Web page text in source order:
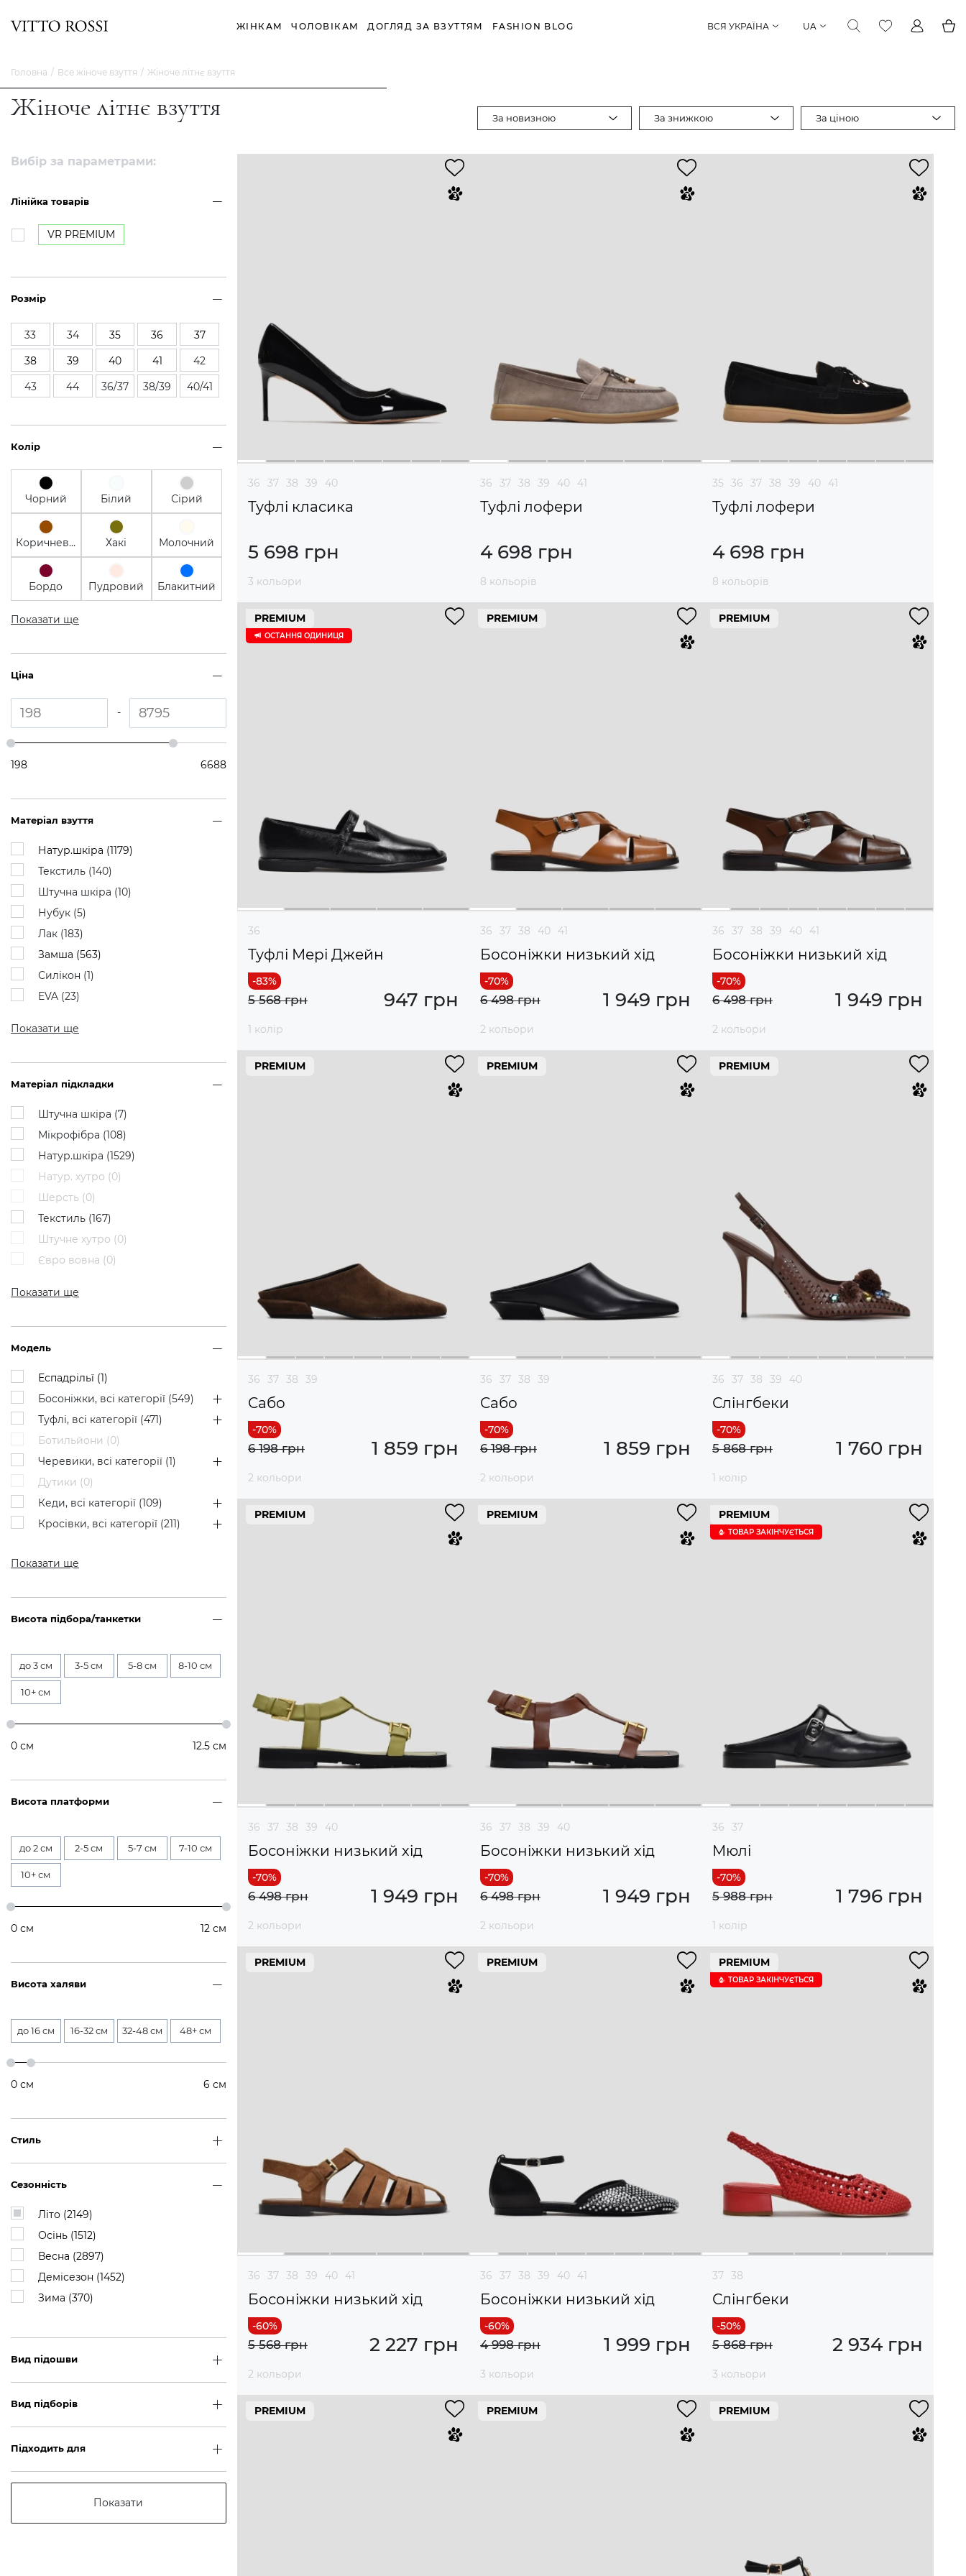
ЖІНКАМ ЧОЛОВІКАМ ДОГЛЯД ЗА ВЗУТТЯМ FASHION BLOG ВСЯ УКРАЇНА UA
Головна Все жіноче взуття Жіноче літнє взуття
Жіноче літнє взуття За новизною За знижкою За ціною
Вибір за параметрами:
Лінійка товарів
VR PREMIUM
Розмір
33 34 35 36
37
38
39 40 41
42
43
44 36/37 38/39 40/41
Колір
Чорний Білий Сірий
Коричневий Хакі Молочний
Бордо Пудровий Блакитний
Показати ще
Ціна
-
198 6688
Матеріал взуття
Натур.шкіра (1179)
Текстиль (140)
Штучна шкіра (10)
Нубук (5)
Лак (183)
Замша (563)
Силікон (1)
EVA (23)
Показати ще
Матеріал підкладки
Штучна шкіра (7)
Мікрофібра (108)
Натур.шкіра (1529)
Натур. хутро (0)
Шерсть (0)
Текстиль (167)
Штучне хутро (0)
Євро вовна (0)
Показати ще
Модель
Еспадрільї (1)
Босоніжки, всі категорії (549)
Туфлі, всі категорії (471)
Ботильйони (0)
Черевики, всі категорії (1)
Дутики (0)
Кеди, всі категорії (109)
Кросівки, всі категорії (211)
Показати ще
Висота підбора/танкетки
до 3 см 3-5 см 5-8 см 8-10 см
10+ см
0 см 12.5 см
Висота платформи
до 2 см 2-5 см 5-7 см 7-10 см
10+ см
0 см 12 см
Висота халяви
до 16 см 16-32 см 32-48 см 48+ см
0 см 6 см
Стиль
Сезонність
Літо (2149)
Осінь (1512)
Весна (2897)
Демісезон (1452)
Зима (370)
Вид підошви
Вид підборів
Підходить для
Показати
36 37 38 39 40
Туфлі класика
5 698 грн
3 кольори
36 37 38 39 40 41
Туфлі лофери
4 698 грн
8 кольорів
35 36 37 38 39 40 41
Туфлі лофери
4 698 грн
8 кольорів
PREMIUM
ОСТАННЯ ОДИНИЦЯ
36
Туфлі Мері Джейн
947 грн
5 568 грн
1 колір
PREMIUM
36 37 38 40 41
Босоніжки низький хід
1 949 грн
6 498 грн
2 кольори
PREMIUM
36 37 38 39 40 41
Босоніжки низький хід
1 949 грн
6 498 грн
2 кольори
PREMIUM
36 37 38 39
Сабо
1 859 грн
6 198 грн
2 кольори
PREMIUM
36 37 38 39
Сабо
1 859 грн
6 198 грн
2 кольори
PREMIUM
36 37 38 39 40
Слінгбеки
1 760 грн
5 868 грн
1 колір
PREMIUM
36 37 38 39 40
Босоніжки низький хід
1 949 грн
6 498 грн
2 кольори
PREMIUM
36 37 38 39 40
Босоніжки низький хід
1 949 грн
6 498 грн
2 кольори
PREMIUM
ТОВАР ЗАКІНЧУЄTЬСЯ
36 37
Мюлі
1 796 грн
5 988 грн
1 колір
PREMIUM
36 37 38 39 40 41
Босоніжки низький хід
2 227 грн
5 568 грн
2 кольори
PREMIUM
36 37 38 39 40 41
Босоніжки низький хід
1 999 грн
4 998 грн
3 кольори
PREMIUM
ТОВАР ЗАКІНЧУЄTЬСЯ
37 38
Слінгбеки
2 934 грн
5 868 грн
3 кольори
PREMIUM PREMIUM PREMIUM